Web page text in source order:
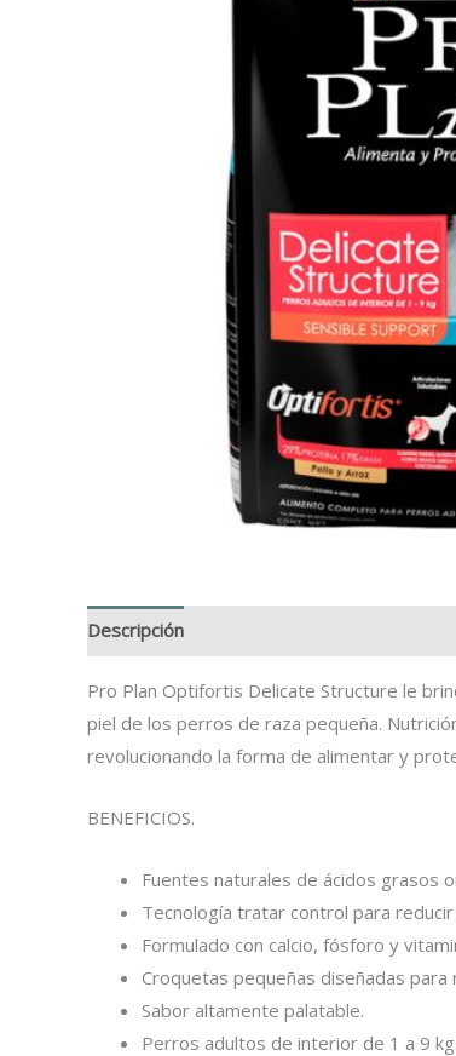
Descripción
Pro Plan Optifortis Delicate Structure le
piel de los perros de raza pequeña.
revolucionando la forma de alimentar y
BENEFICIOS.
Fuentes naturales de ácidos grasos
Tecnología tratar control para
Formulado con calcio, fósforo y
Croquetas pequeñas diseñadas para
Sabor altamente palatable.
Perros adultos de interior de 1 a 9